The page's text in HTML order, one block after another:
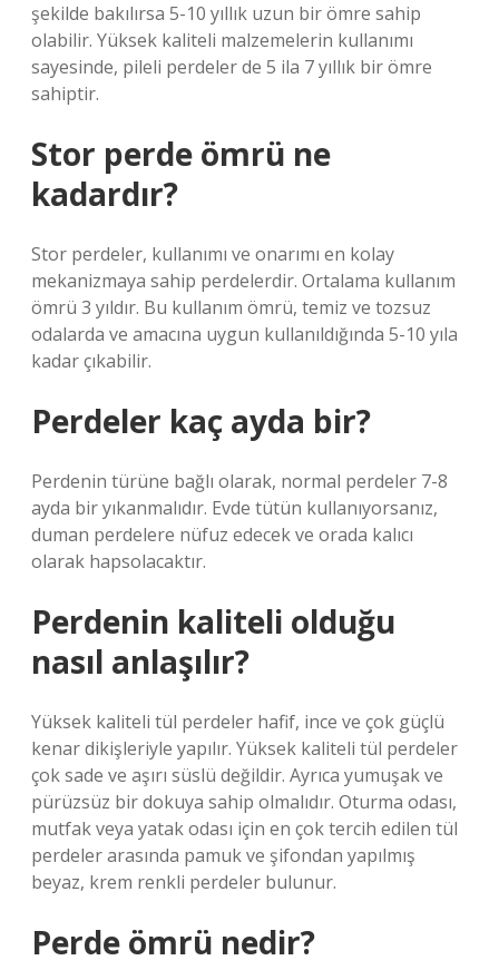
şekilde bakılırsa 5-10 yıllık uzun bir ömre sahip
olabilir. Yüksek kaliteli malzemelerin kullanımı
sayesinde, pileli perdeler de 5 ila 7 yıllık bir ömre
sahiptir.
Stor perde ömrü ne
kadardır?
Stor perdeler, kullanımı ve onarımı en kolay
mekanizmaya sahip perdelerdir. Ortalama kullanım
ömrü 3 yıldır. Bu kullanım ömrü, temiz ve tozsuz
odalarda ve amacına uygun kullanıldığında 5-10 yıla
kadar çıkabilir.
Perdeler kaç ayda bir?
Perdenin türüne bağlı olarak, normal perdeler 7-8
ayda bir yıkanmalıdır. Evde tütün kullanıyorsanız,
duman perdelere nüfuz edecek ve orada kalıcı
olarak hapsolacaktır.
Perdenin kaliteli olduğu
nasıl anlaşılır?
Yüksek kaliteli tül perdeler hafif, ince ve çok güçlü
kenar dikişleriyle yapılır. Yüksek kaliteli tül perdeler
çok sade ve aşırı süslü değildir. Ayrıca yumuşak ve
pürüzsüz bir dokuya sahip olmalıdır. Oturma odası,
mutfak veya yatak odası için en çok tercih edilen tül
perdeler arasında pamuk ve şifondan yapılmış
beyaz, krem ​​renkli perdeler bulunur.
Perde ömrü nedir?